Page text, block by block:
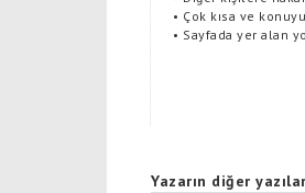
• Çok kısa ve
• Sayfada yer alan
Yazarın diğer